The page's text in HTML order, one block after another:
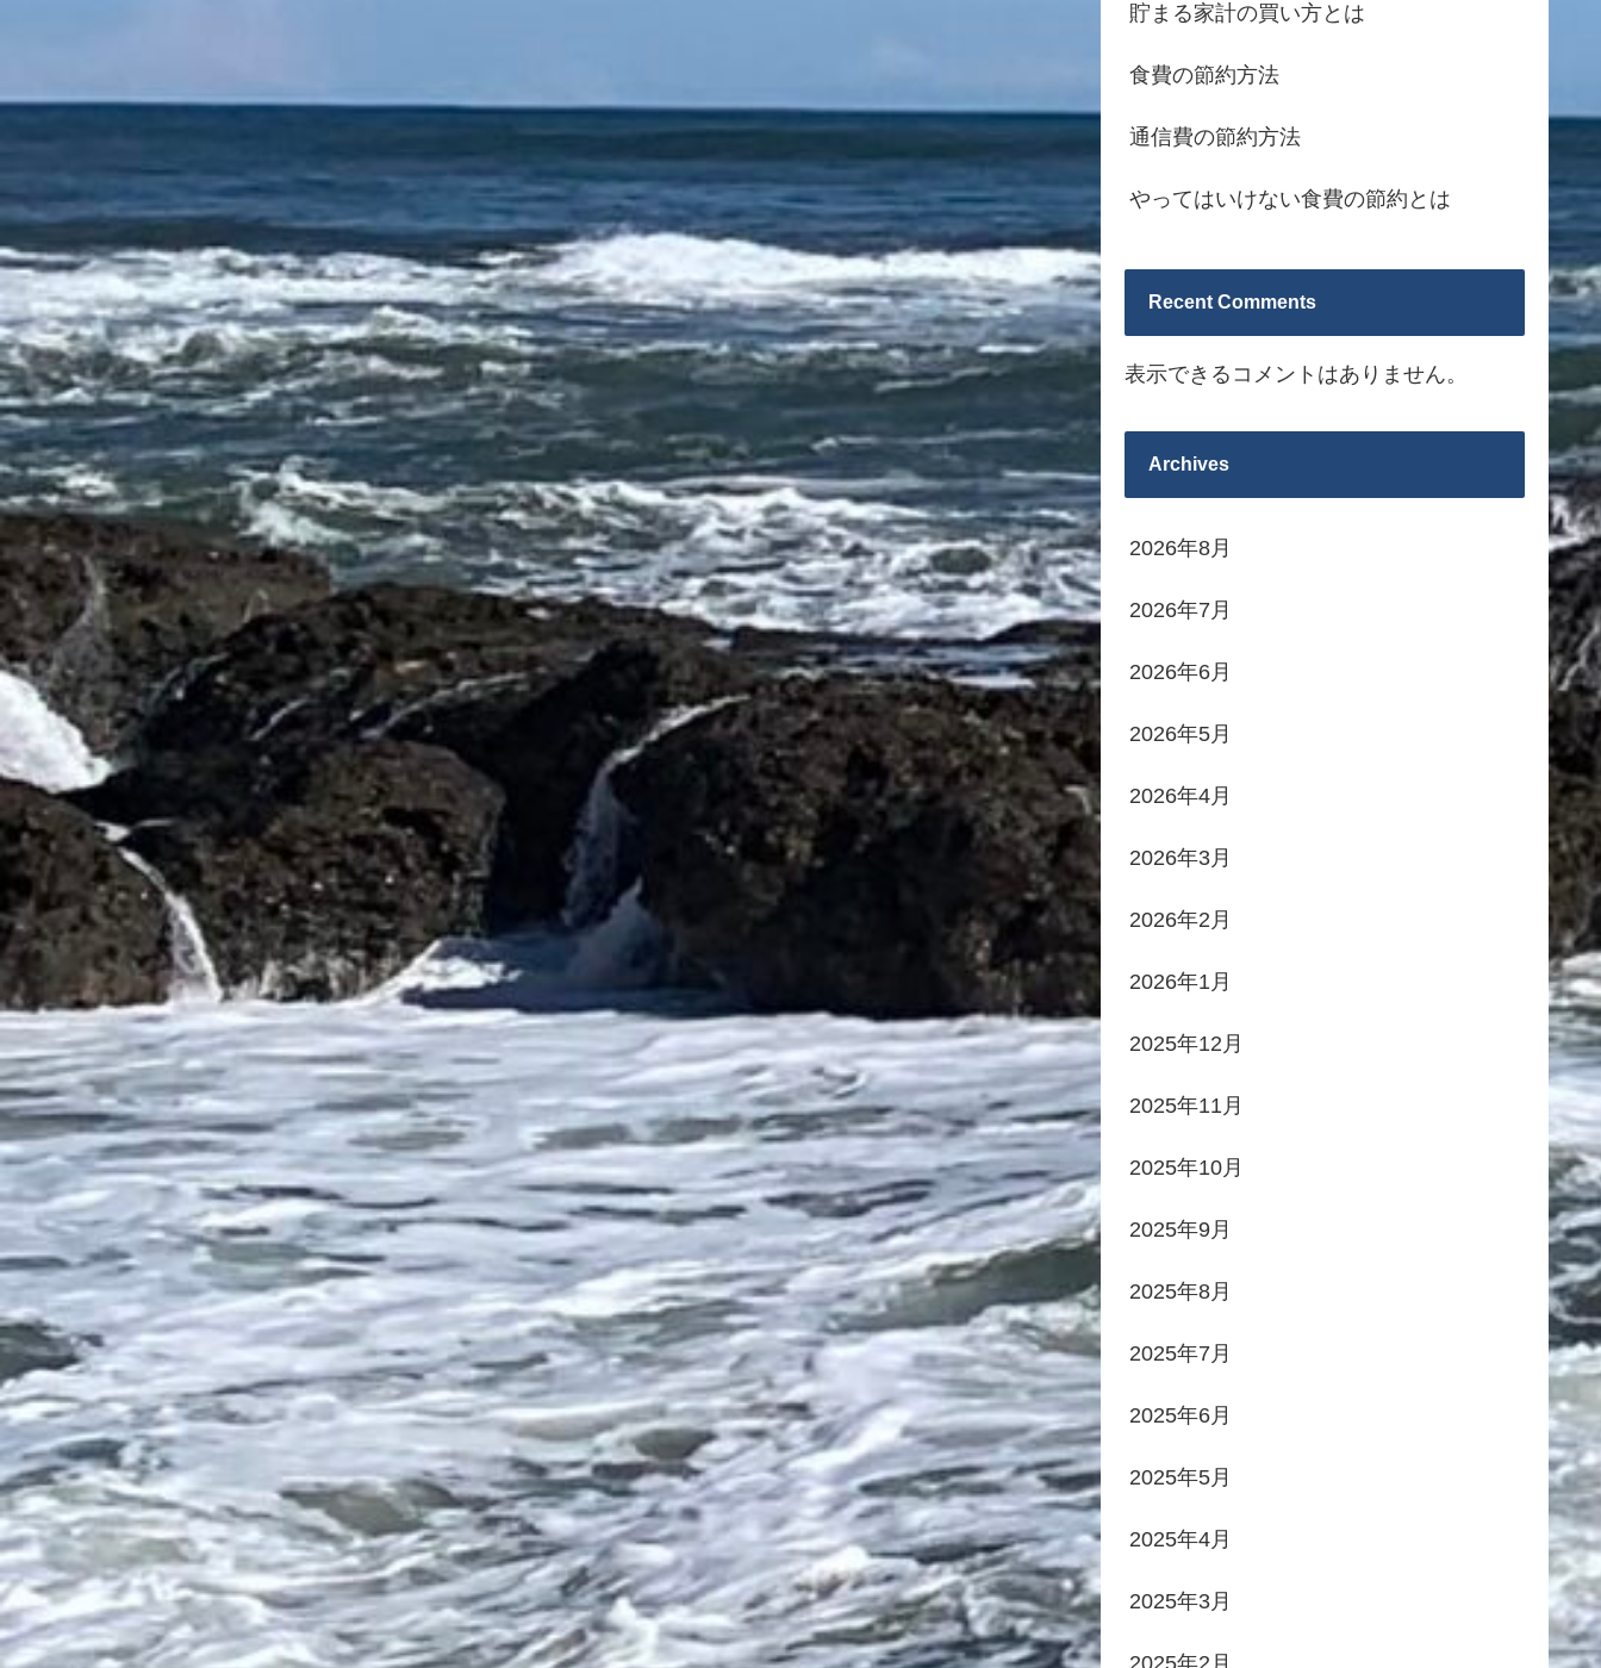
貯まる家計の買い方とは
食費の節約方法
通信費の節約方法
やってはいけない食費の節約とは
Recent Comments
表示できるコメントはありません。
Archives
2026年8月
2026年7月
2026年6月
2026年5月
2026年4月
2026年3月
2026年2月
2026年1月
2025年12月
2025年11月
2025年10月
2025年9月
2025年8月
2025年7月
2025年6月
2025年5月
2025年4月
2025年3月
2025年2月